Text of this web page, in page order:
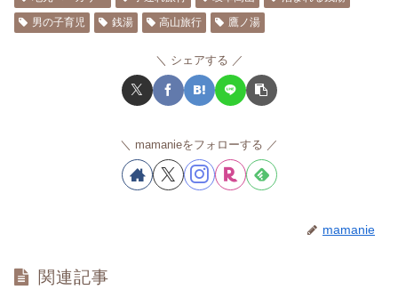
男の子育児
銭湯 高山旅行 鷹ノ湯
シェアする
mamanieをフォローする
mamanie
関連記事